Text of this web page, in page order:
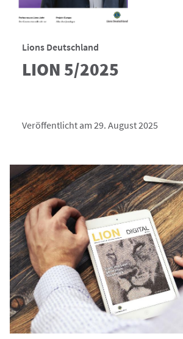
Lions Deutschland
LION 5/2025
Veröffentlicht am 29. August 2025